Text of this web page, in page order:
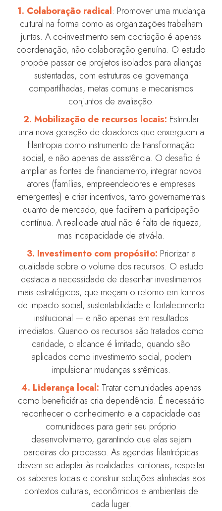
1. Colaboração radical: Promover uma mudança
cultural na forma como as organizações trabalham
juntas. A co-investimento sem cocriação é apenas
coordenação, não colaboração genuína. O estudo
propõe passar de projetos isolados para alianças
sustentadas, com estruturas de governança
compartilhadas, metas comuns e mecanismos
conjuntos de avaliação.
2. Mobilização de recursos locais: Estimular
uma nova geração de doadores que enxerguem a
filantropia como instrumento de transformação
social, e não apenas de assistência. O desafio é
ampliar as fontes de financiamento, integrar novos
atores (famílias, empreendedores e empresas
emergentes) e criar incentivos, tanto governamentais
quanto de mercado, que facilitem a participação
contínua. A realidade atual não é falta de riqueza,
mas incapacidade de ativá-la.
3. Investimento com propósito: Priorizar a
qualidade sobre o volume dos recursos. O estudo
destaca a necessidade de desenhar investimentos
mais estratégicos, que meçam o retorno em termos
de impacto social, sustentabilidade e fortalecimento
institucional — e não apenas em resultados
imediatos. Quando os recursos são tratados como
caridade, o alcance é limitado; quando são
aplicados como investimento social, podem
impulsionar mudanças sistêmicas.
4. Liderança local: Tratar comunidades apenas
como beneficiárias cria dependência. É necessário
reconhecer o conhecimento e a capacidade das
comunidades para gerir seu próprio
desenvolvimento, garantindo que elas sejam
parceiras do processo. As agendas filantrópicas
devem se adaptar às realidades territoriais, respeitar
os saberes locais e construir soluções alinhadas aos
contextos culturais, econômicos e ambientais de
cada lugar.